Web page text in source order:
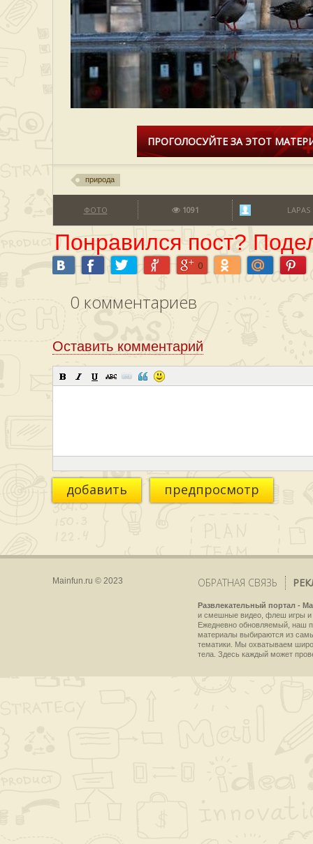
ПРОГОЛОСУЙТЕ ЗА ЭТОТ
природа
ФОТО 1091 LAPAS
Понравился пост?
0
0 комментариев
Оставить комментарий
добавить предпросмотр
Mainfun.ru © 2023 ОБРАТНАЯ СВЯЗЬ
Развлекательный портал -
и смешные видео, флеш игры и
Ежедневно обновляемый, наш
материалы выбираются из
тематики. Мы охватываем
тела. Здесь каждый может